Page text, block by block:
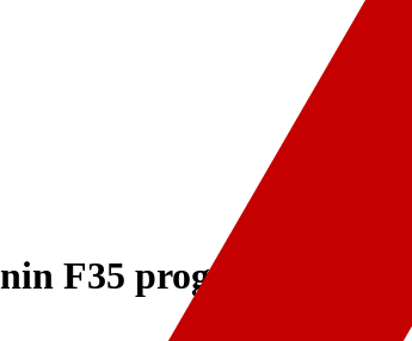
F35 programına